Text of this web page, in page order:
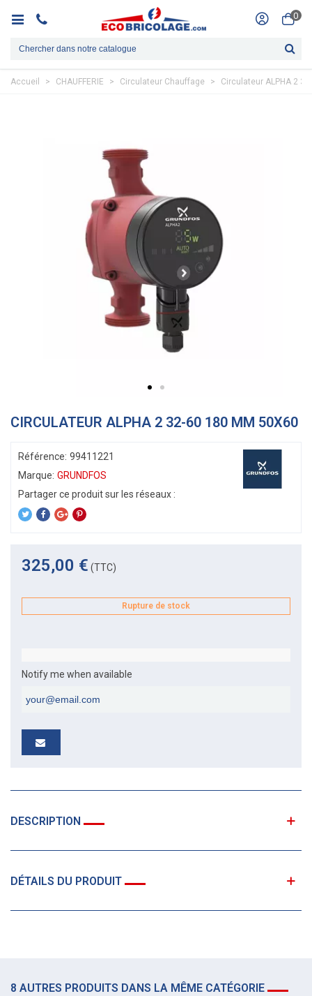
0
Accueil > CHAUFFERIE > Circulateur Chauffage > Circulateur ALPHA 2
CIRCULATEUR ALPHA 2 32-60 180 MM 50X60
Référence: 99411221
Marque: GRUNDFOS
325,00 € (TTC)
Rupture de stock
Notify me when available
DESCRIPTION
DÉTAILS DU PRODUIT
8 AUTRES PRODUITS DANS LA MÊME CATÉGORIE